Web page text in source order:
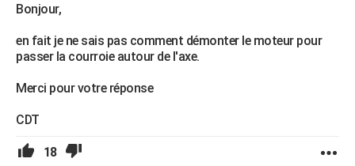
Bonjour,
en fait je ne sais pas comment démonter le moteur pour
passer la courroie autour de l'axe.
Merci pour votre réponse
CDT
18